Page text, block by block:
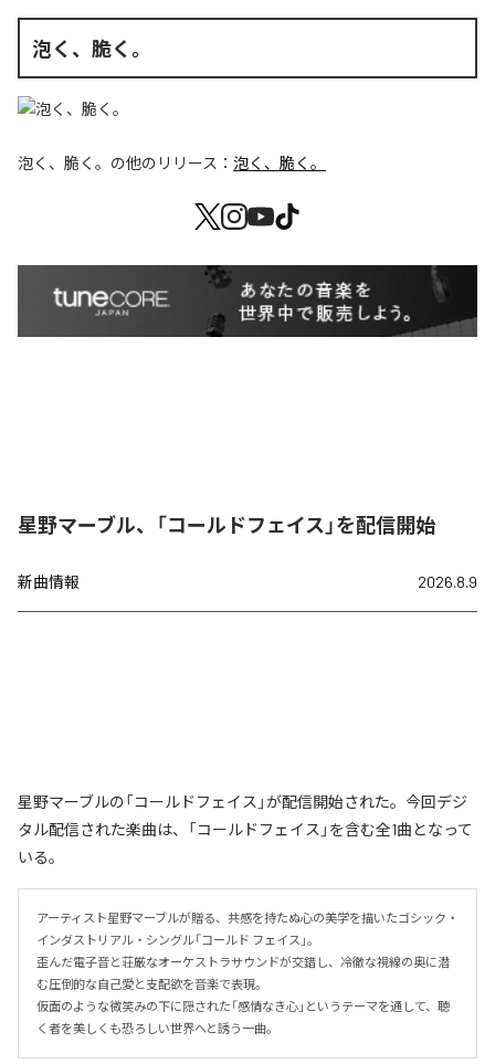
泡く、脆く。
泡く、脆く。 の他のリリース： 泡く、脆く。
星野マーブル、「コールドフェイス」を配信開始
新曲情報 2026.8.9
星野マーブルの「コールドフェイス」が配信開始された。今回デジ
タル配信された楽曲は、「コールドフェイス」を含む全1曲となって
いる。
アーティスト星野マーブルが贈る、共感を持たぬ心の美学を描いたゴシック・
インダストリアル・シングル「コールド フェイス」。
歪んだ電子音と荘厳なオーケストラサウンドが交錯し、冷徹な視線の奥に潜
む圧倒的な自己愛と支配欲を音楽で表現。
仮面のような微笑みの下に隠された「感情なき心」というテーマを通して、聴
く者を美しくも恐ろしい世界へと誘う一曲。